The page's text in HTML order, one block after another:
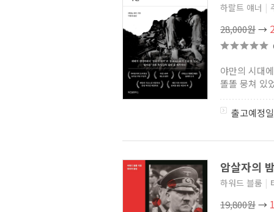
하랄트 얘너 |
28,000원→
야만의 시대
똘똘 뭉쳐 있
출고예정
암살자의
하워드 블룸 |
19,800원→